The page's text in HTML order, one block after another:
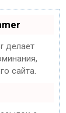
делает
сайта.